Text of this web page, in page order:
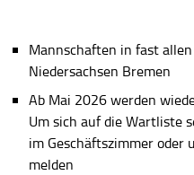
Mannschaften in fast
Niedersachsen Bremen
Ab Mai 2026 werden
Um sich auf die Wartliste
im Geschäftszimmer oder
melden